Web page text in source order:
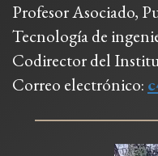
Profesor Asociado,
Tecnología de
Codirector del
Correo electrónico: